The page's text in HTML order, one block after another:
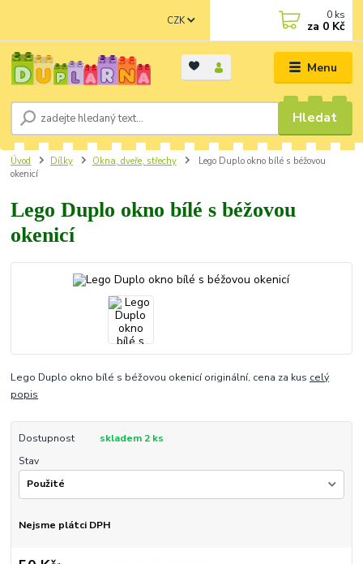
Menu
CZK
Hledat
0 ks
za 0 Kč
Úvod Dílky Okna, dveře, střechy
Lego Duplo okno bílé s béžovou
okenicí
Lego Duplo okno bílé s béžovou
okenicí
Lego Duplo okno bílé s béžovou okenicí originální, cena za kus celý
popis
Dostupnost
skladem 2 ks
Stav
Nejsme plátci DPH